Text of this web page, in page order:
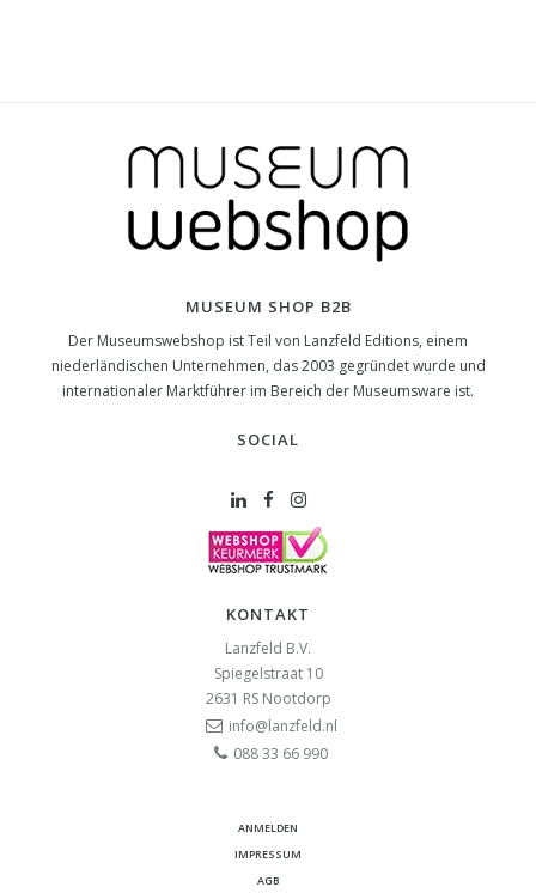
MUSEUM SHOP B2B
Der Museumswebshop ist Teil von Lanzfeld Editions, einem
niederländischen Unternehmen, das 2003 gegründet wurde und
internationaler Marktführer im Bereich der Museumsware ist.
SOCIAL
KONTAKT
Lanzfeld B.V.
Spiegelstraat 10
2631 RS Nootdorp
info@lanzfeld.nl
088 33 66 990
ANMELDEN
IMPRESSUM
AGB